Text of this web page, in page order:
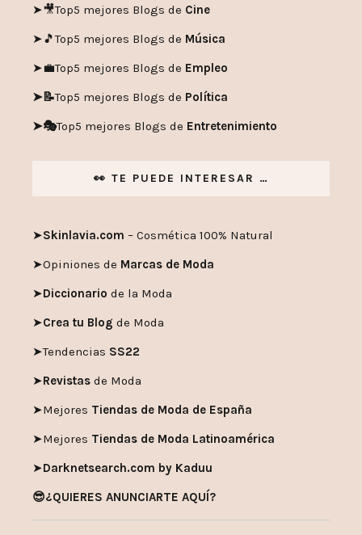
➤🎥Top5 mejores Blogs de Cine
➤🎵Top5 mejores Blogs de Música
➤💼Top5 mejores Blogs de Empleo
➤📝Top5 mejores Blogs de Política
➤🎭Top5 mejores Blogs de Entretenimiento
👀 TE PUEDE INTERESAR …
➤Skinlavia.com – Cosmética 100% Natural
➤Opiniones de Marcas de Moda
➤Diccionario de la Moda
➤Crea tu Blog de Moda
➤Tendencias SS22
➤Revistas de Moda
➤Mejores Tiendas de Moda de España
➤Mejores Tiendas de Moda Latinoamérica
➤Darknetsearch.com by Kaduu
😎¿QUIERES ANUNCIARTE AQUÍ?